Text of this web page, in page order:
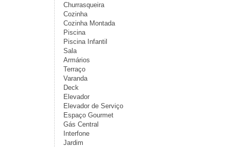
Churrasqueira
Cozinha
Cozinha Montada
Piscina
Piscina Infantil
Sala
Armários
Terraço
Varanda
Deck
Elevador
Elevador de Serviço
Espaço Gourmet
Gás Central
Interfone
Jardim